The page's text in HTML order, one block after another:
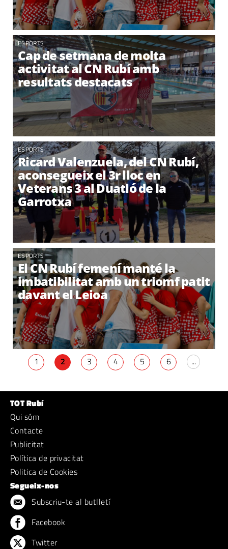
ESPORTS
Cap de setmana de molta
activitat al CN Rubí amb
resultats destacats
ESPORTS
Ricard Valenzuela, del CN Rubí,
aconsegueix el 3r lloc en
Veterans 3 al Duatló de la
Garrotxa
ESPORTS
El CN Rubí femení manté la
imbatibilitat amb un triomf patit
davant el Leioa
1 2 3 4 5 6 ...
TOT Rubí
Qui sóm
Contacte
Publicitat
Política de privacitat
Politica de Cookies
Segueix-nos
Subscriu-te al butlletí
Facebook
Twitter